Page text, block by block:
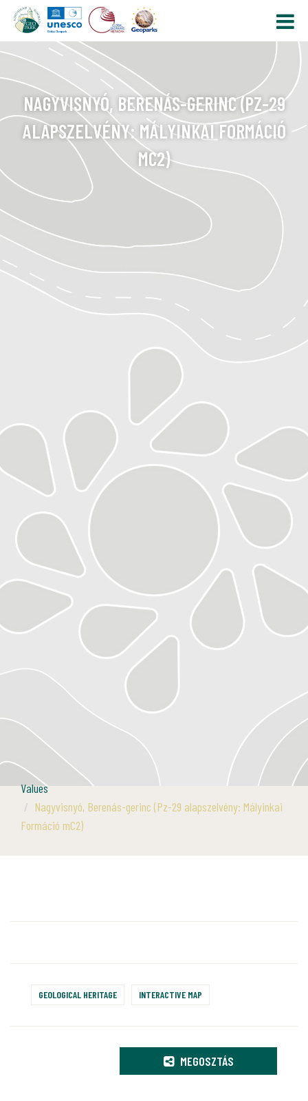
NAGYVISNYÓ, BERENÁS-GERINC (PZ-29
ALAPSZELVÉNY: MÁLYINKAI FORMÁCIÓ
MC2)
Values
Nagyvisnyó, Berenás-gerinc (Pz-29 alapszelvény: Mályinkai
Formáció mC2)
GEOLOGICAL HERITAGE INTERACTIVE MAP
MEGOSZTÁS